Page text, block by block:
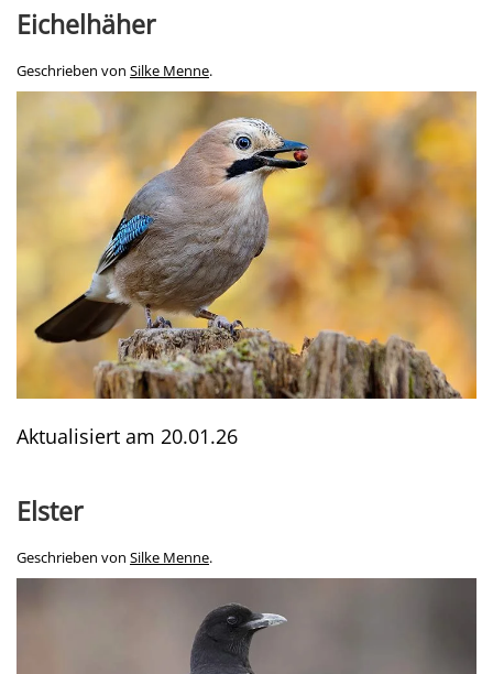
Eichelhäher
Geschrieben von Silke Menne.
Aktualisiert am 20.01.26
Elster
Geschrieben von Silke Menne.